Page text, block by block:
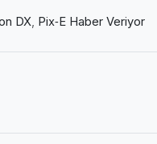
DX, Pix‑E Haber Veriyor